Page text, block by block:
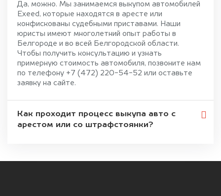
Да, можно. Мы занимаемся выкупом автомобилей
Exeed, которые находятся в аресте или
конфискованы судебными приставами. Наши
юристы имеют многолетний опыт работы в
Белгороде и во всей Белгородской области.
Чтобы получить консультацию и узнать
примерную стоимость автомобиля, позвоните нам
по телефону +7 (472) 220-54-52 или оставьте
заявку на сайте.
Как проходит процесс выкупа авто с
арестом или со штрафстоянки?